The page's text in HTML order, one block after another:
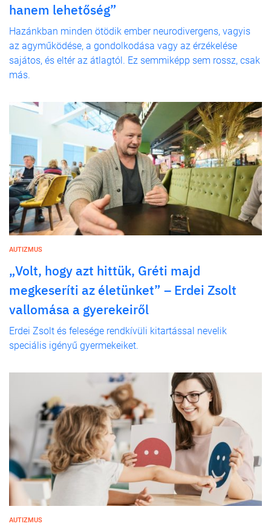
hanem lehetőség”
Hazánkban minden ötödik ember neurodivergens, vagyis
az agyműködése, a gondolkodása vagy az érzékelése
sajátos, és eltér az átlagtól. Ez semmiképp sem rossz, csak
más.
AUTIZMUS
„Volt, hogy azt hittük, Gréti majd
megkeseríti az életünket” – Erdei Zsolt
vallomása a gyerekeiről
Erdei Zsolt és felesége rendkívüli kitartással nevelik
speciális igényű gyermekeiket.
AUTIZMUS